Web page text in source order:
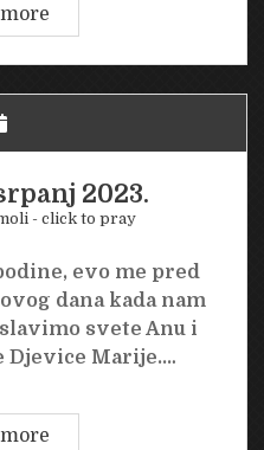
Četvrtak,
27.
srpanj
2023.
2023.
- click to pray
evo me pred
dana kada nam
svete Anu i
Djevice Marije.…
Srijeda,